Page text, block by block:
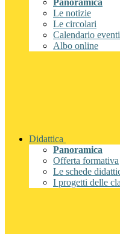
Panoramica
Le notizie
Le circolari
Calendario eventi
Albo online
Didattica
Panoramica
Offerta formativa
Le schede
I progetti delle